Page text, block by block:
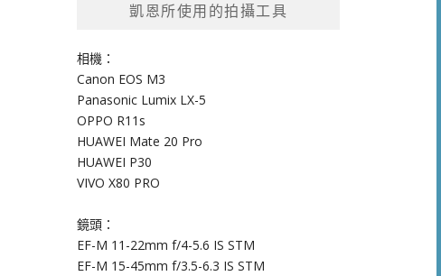
凱恩所使用的拍攝工具
相機：
Canon EOS M3
Panasonic Lumix LX-5
OPPO R11s
HUAWEI Mate 20 Pro
HUAWEI P30
VIVO X80 PRO
鏡頭：
EF-M 11-22mm f/4-5.6 IS STM
EF-M 15-45mm f/3.5-6.3 IS STM